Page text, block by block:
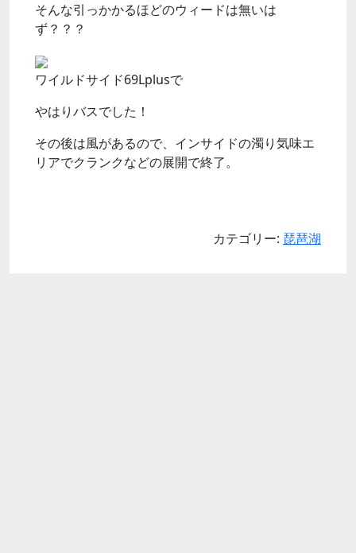
そんな引っかかるほどのウィードは無いは
ず？？？
ワイルドサイド69Lplusで
やはりバスでした！
その後は風があるので、インサイドの濁り気味エ
リアでクランクなどの展開で終了。
カテゴリー: 琵琶湖